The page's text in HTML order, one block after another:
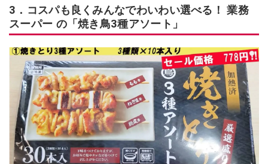
3．コスパも良くみんなでわいわい選べる！ 業務
スーパー の「焼き鳥3種アソート」